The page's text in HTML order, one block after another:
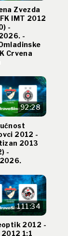
Zvezda
IMT 2012
-
-
Crvena
92:28
2012 -
2013
-
111:34
2012 -
2012 1:1